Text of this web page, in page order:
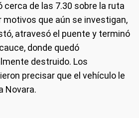
cerca de las 7.30 sobre la ruta
motivos que aún se investigan,
atravesó el puente y terminó
donde quedó
destruido. Los
precisar que el vehículo le
Novara.